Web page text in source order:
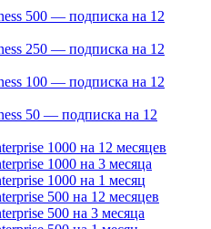
500 — подписка на 12
250 — подписка на 12
100 — подписка на 12
50 — подписка на 12
1000 на 12 месяцев
1000 на 3 месяца
1000 на 1 месяц
500 на 12 месяцев
500 на 3 месяца